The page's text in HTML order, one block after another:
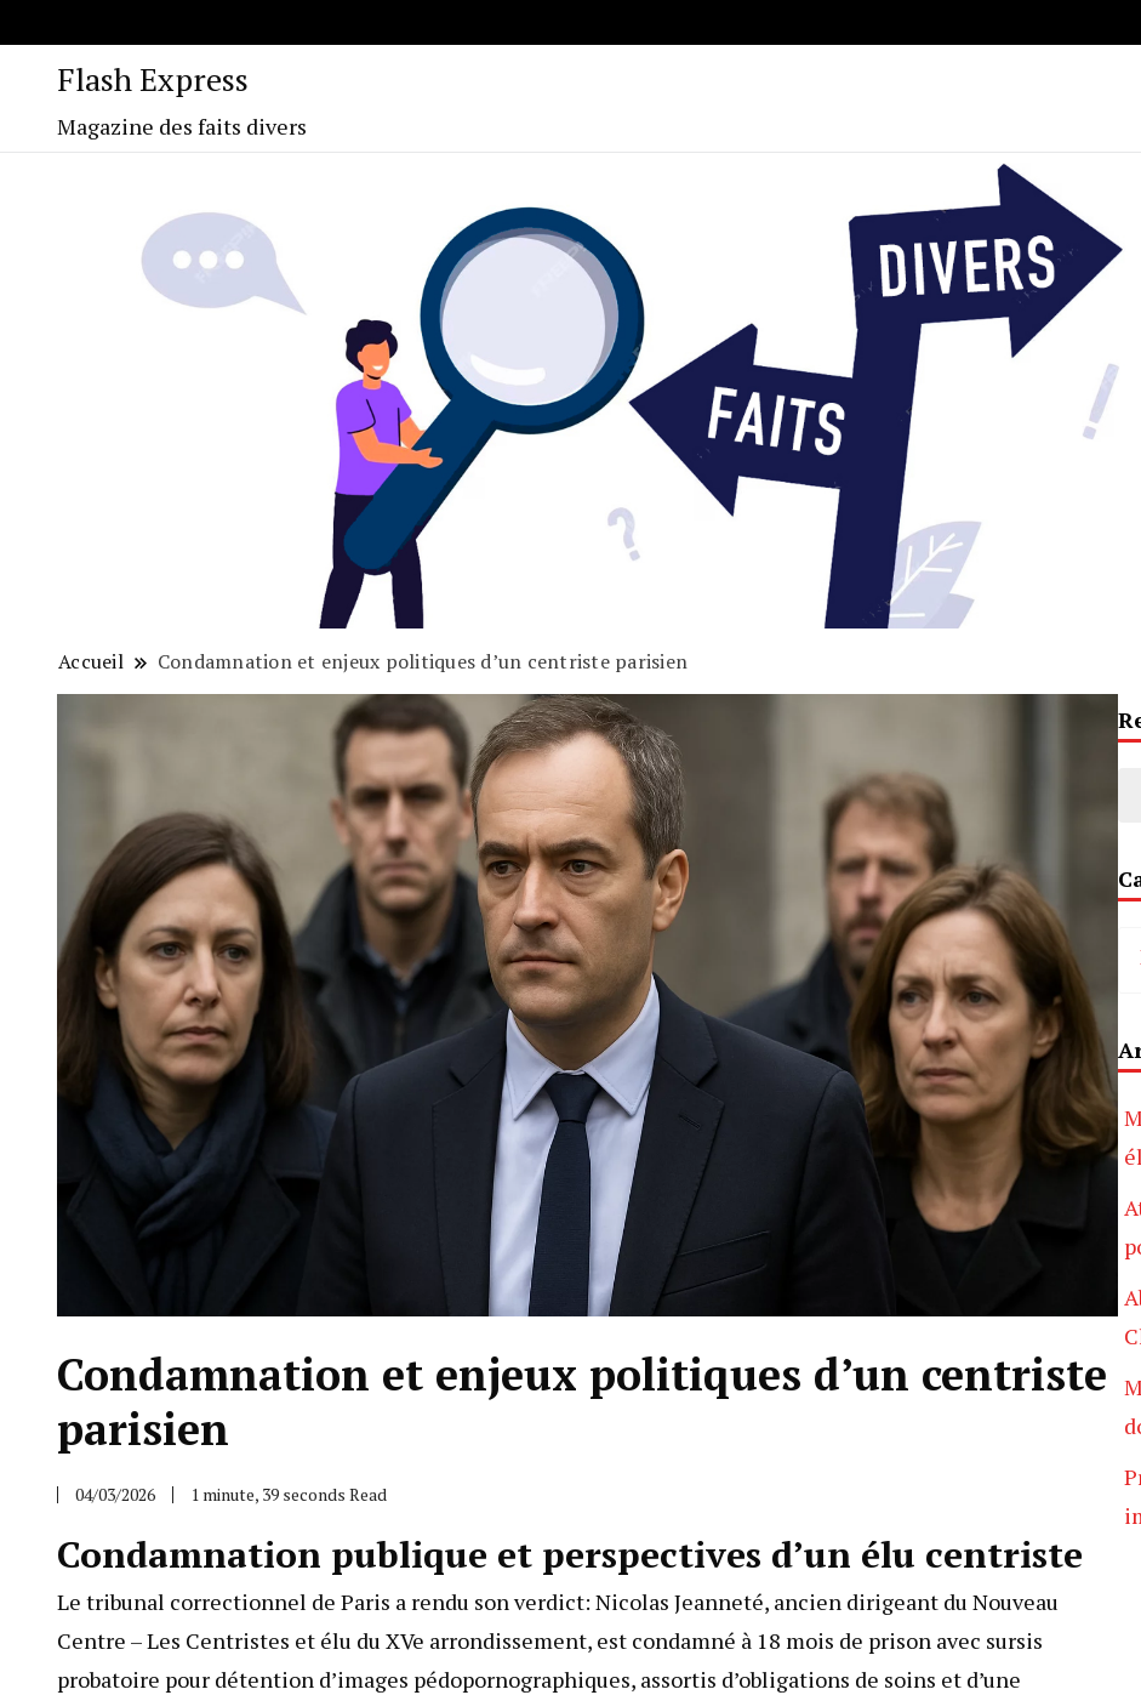
Flash Express
Magazine des faits divers
Accueil Condamnation et enjeux politiques d’un centriste parisien
Condamnation et enjeux politiques d’un centriste
parisien
04/03/2026 1 minute, 39 seconds Read
Condamnation publique et perspectives d’un élu centriste
Le tribunal correctionnel de Paris a rendu son verdict: Nicolas Jeanneté, ancien dirigeant du Nouveau
Centre – Les Centristes et élu du XVe arrondissement, est condamné à 18 mois de prison avec sursis
probatoire pour détention d’images pédopornographiques, assortis d’obligations de soins et d’une